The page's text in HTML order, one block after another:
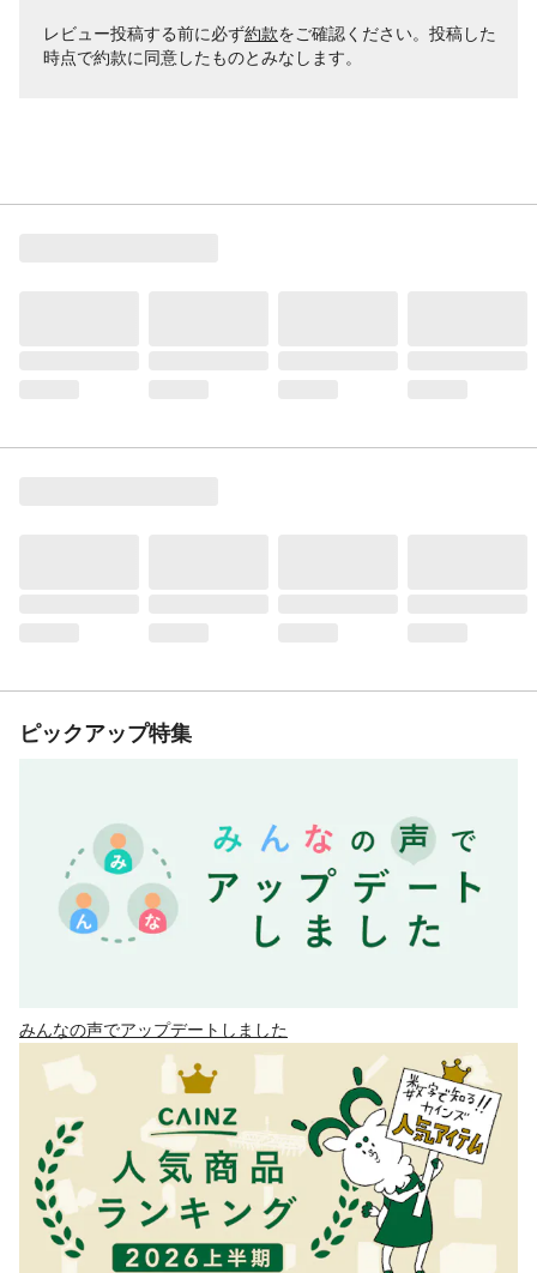
レビュー投稿する前に必ず約款をご確認ください。投稿した
時点で約款に同意したものとみなします。
ピックアップ特集
みんなの声でアップデートしました